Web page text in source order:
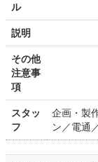
ル
説明
その他
注意事
項
スタッ
フ
企画・製
ン／電通